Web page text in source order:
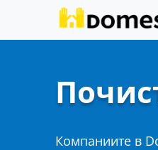
Компаниите в